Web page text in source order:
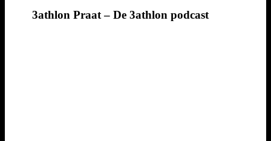
3athlon Praat – De 3athlon podcast